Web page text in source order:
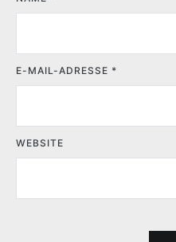
E-MAIL-ADRESSE *
WEBSITE